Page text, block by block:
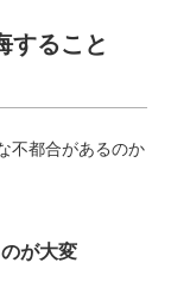
すること
不都合があるのか
が大変